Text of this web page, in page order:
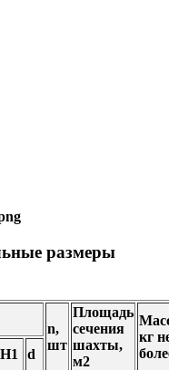
размеры
n,
шт
Площадь
сечения
шахты,
м2
кг
H1
d